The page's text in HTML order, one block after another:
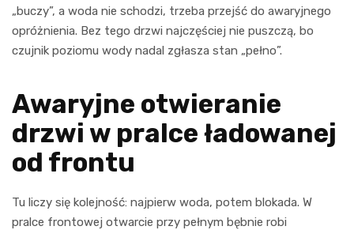
„buczy”, a woda nie schodzi, trzeba przejść do awaryjnego
opróżnienia. Bez tego drzwi najczęściej nie puszczą, bo
czujnik poziomu wody nadal zgłasza stan „pełno”.
Awaryjne otwieranie
drzwi w pralce ładowanej
od frontu
Tu liczy się kolejność: najpierw woda, potem blokada. W
pralce frontowej otwarcie przy pełnym bębnie robi